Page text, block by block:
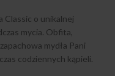
Classic o unikalnej
mycia. Obfita,
mydła Pani
codziennych kąpieli.